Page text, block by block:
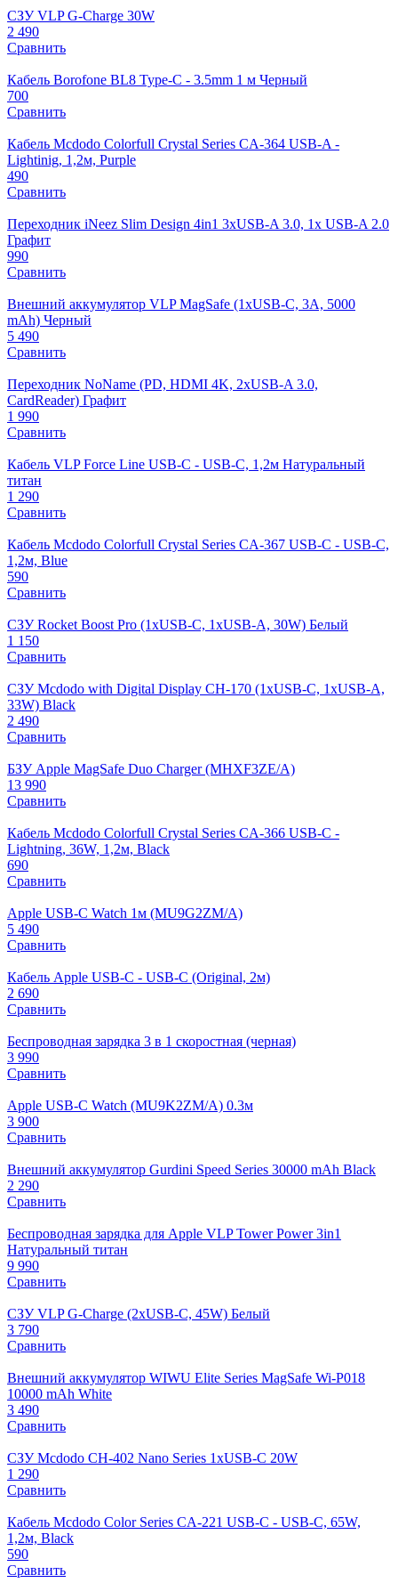
СЗУ VLP G-Charge 30W
2 490
Сравнить
Кабель Borofone BL8 Type-C - 3.5mm 1 м Черный
700
Сравнить
Кабель Mcdodo Colorfull Crystal Series CA-364 USB-A -
Lightinig, 1,2м, Purple
490
Сравнить
Переходник iNeez Slim Design 4in1 3xUSB-A 3.0, 1x USB-A 2.0
Графит
990
Сравнить
Внешний аккумулятор VLP MagSafe (1xUSB-C, 3A, 5000
mAh) Черный
5 490
Сравнить
Переходник NoName (PD, HDMI 4K, 2xUSB-A 3.0,
CardReader) Графит
1 990
Сравнить
Кабель VLP Force Line USB-C - USB-C, 1,2м Натуральный
титан
1 290
Сравнить
Кабель Mcdodo Colorfull Crystal Series CA-367 USB-C - USB-C,
1,2м, Blue
590
Сравнить
СЗУ Rocket Boost Pro (1xUSB-C, 1xUSB-A, 30W) Белый
1 150
Сравнить
СЗУ Mcdodo with Digital Display CH-170 (1xUSB-C, 1xUSB-A,
33W) Black
2 490
Сравнить
БЗУ Apple MagSafe Duo Charger (MHXF3ZE/A)
13 990
Сравнить
Кабель Mcdodo Colorfull Crystal Series CA-366 USB-C -
Lightning, 36W, 1,2м, Black
690
Сравнить
Apple USB‑C Watch 1м (MU9G2ZM/A)
5 490
Сравнить
Кабель Apple USB-C - USB-C (Original, 2м)
2 690
Сравнить
Беспроводная зарядка 3 в 1 скоростная (черная)
3 990
Сравнить
Apple USB‑C Watch (MU9K2ZM/A) 0.3м
3 900
Сравнить
Внешний аккумулятор Gurdini Speed Series 30000 mAh Black
2 290
Сравнить
Беспроводная зарядка для Apple VLP Tower Power 3in1
Натуральный титан
9 990
Сравнить
СЗУ VLP G-Charge (2xUSB-C, 45W) Белый
3 790
Сравнить
Внешний аккумулятор WIWU Elite Series MagSafe Wi-P018
10000 mAh White
3 490
Сравнить
СЗУ Mcdodo CH-402 Nano Series 1xUSB-C 20W
1 290
Сравнить
Кабель Mcdodo Color Series CA-221 USB-C - USB-C, 65W,
1,2м, Black
590
Сравнить